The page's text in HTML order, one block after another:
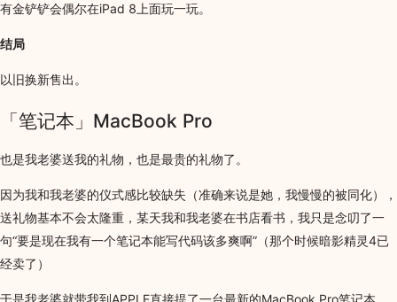
有金铲铲会偶尔在iPad 8上面玩一玩。
结局
以旧换新售出。
「笔记本」MacBook Pro
也是我老婆送我的礼物，也是最贵的礼物了。
因为我和我老婆的仪式感比较缺失（准确来说是她，我慢慢的被同化），
送礼物基本不会太隆重，某天我和我老婆在书店看书，我只是念叨了一
句“要是现在我有一个笔记本能写代码该多爽啊”（那个时候暗影精灵4已
经卖了）
于是我老婆就带我到APPLE直接提了一台最新的MacBook Pro笔记本……